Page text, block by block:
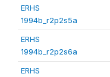
ERHS
1994b_r2p2s5a
ERHS
1994b_r2p2s6a
ERHS